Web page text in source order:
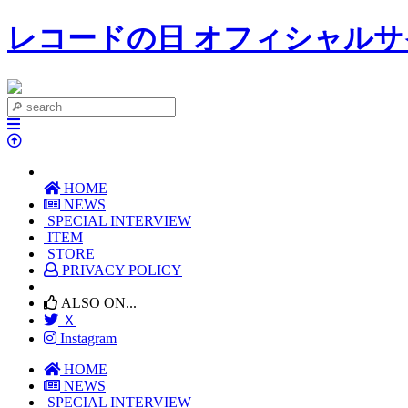
レコードの日 オフィシャル
HOME
NEWS
SPECIAL INTERVIEW
ITEM
STORE
PRIVACY POLICY
ALSO ON...
Ｘ
Instagram
HOME
NEWS
SPECIAL INTERVIEW